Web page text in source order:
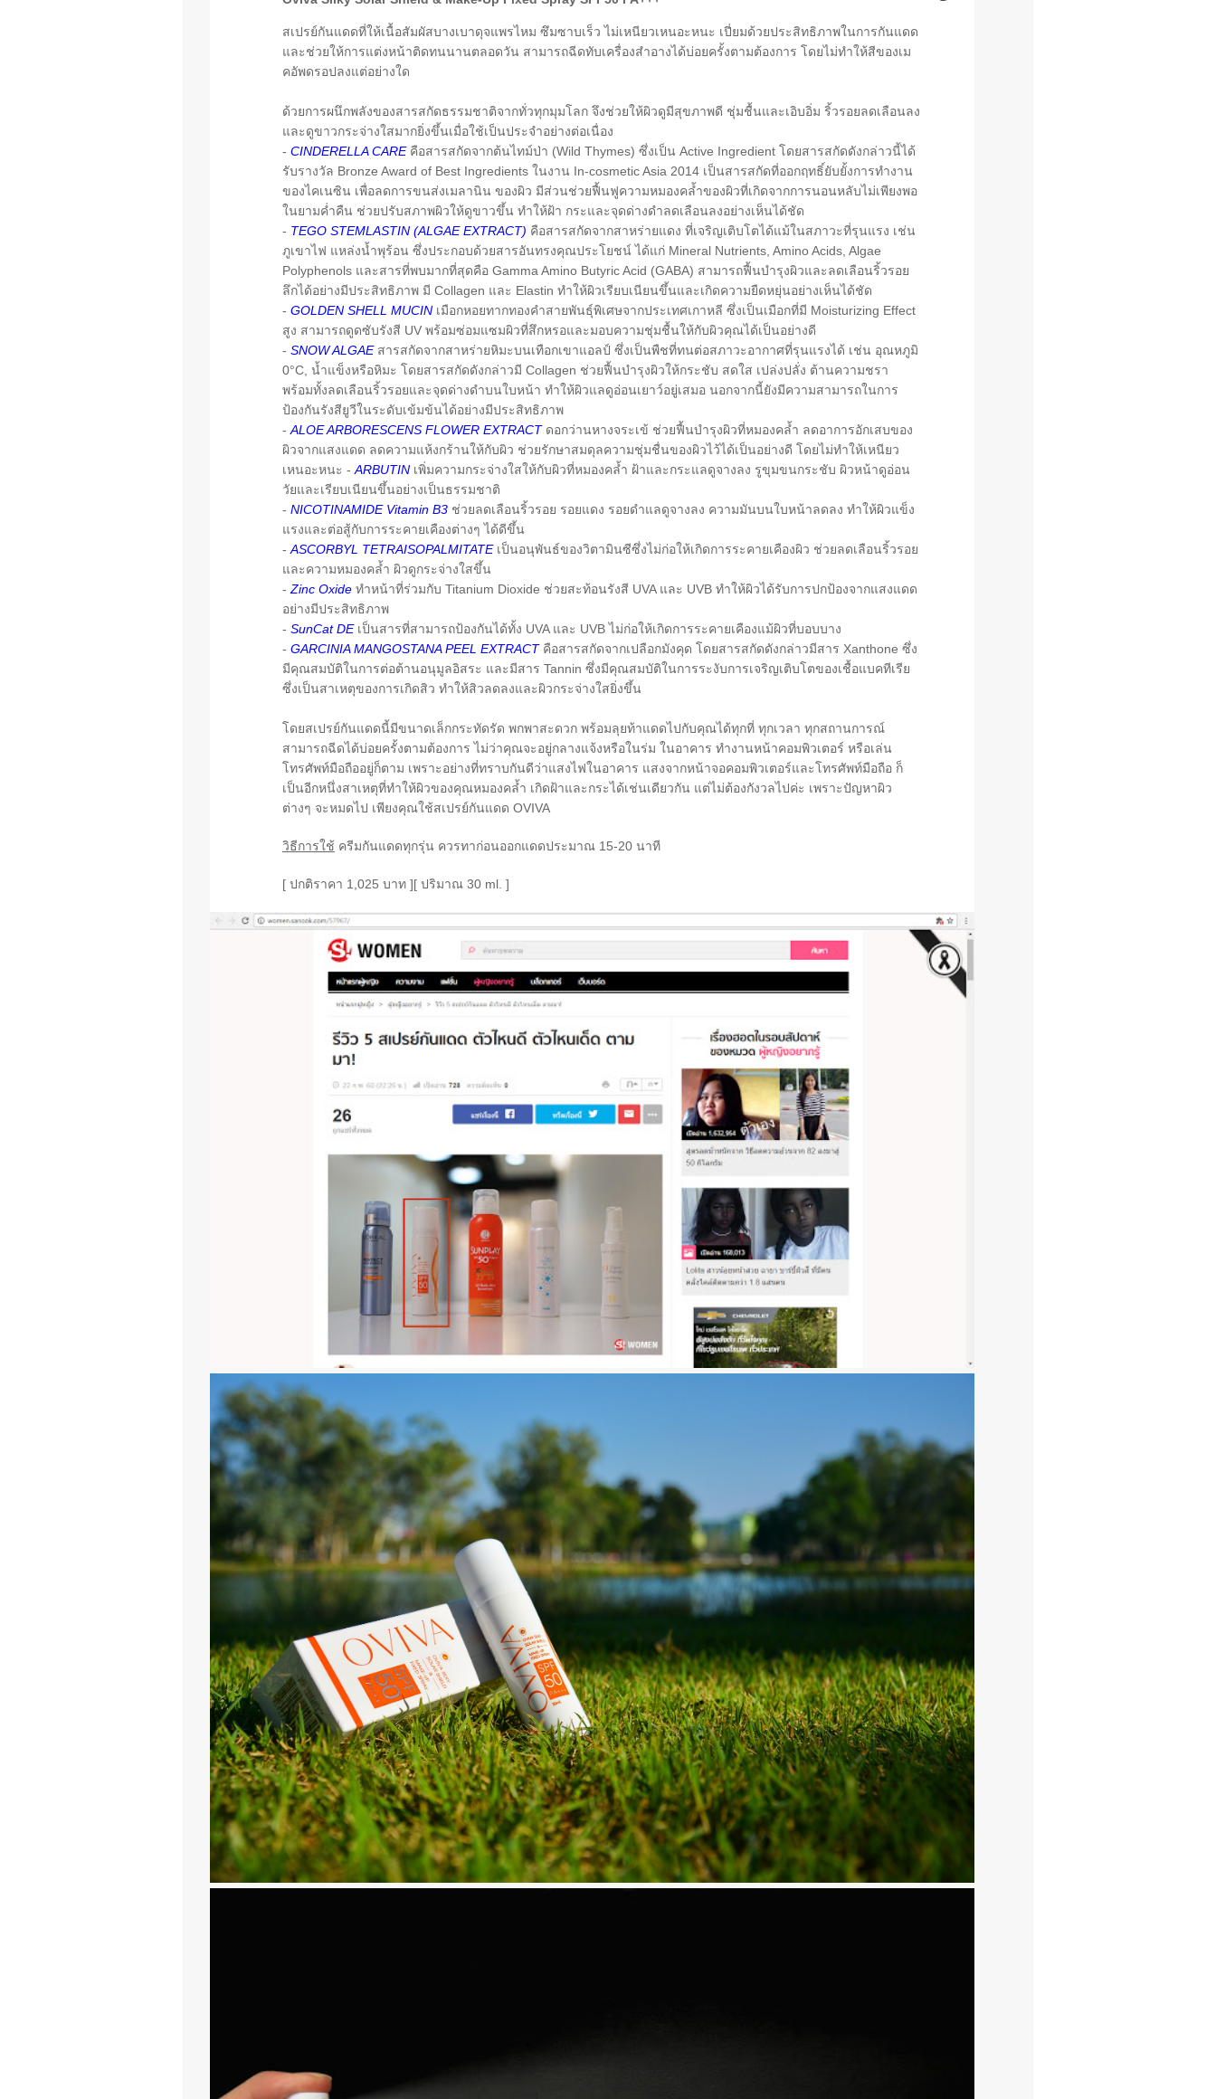
สเปรย์กันแดดที่ให้เนื้อสัมผัสบางเบาดุจแพรไหม ซึมซาบเร็ว ไม่เหนียวเหนอะหนะ เปี่ยมด้วยประสิทธิภาพในการกันแดด
และช่วยให้การแต่งหน้าติดทนนานตลอดวัน สามารถฉีดทับเครื่องสำอางได้บ่อยครั้งตามต้องการ โดยไม่ทำให้สีของเม
คอัพดรอปลงแต่อย่างใด
ด้วยการผนึกพลังของสารสกัดธรรมชาติจากทั่วทุกมุมโลก จึงช่วยให้ผิวดูมีสุขภาพดี ชุ่มชื้นและเอิบอิ่ม ริ้วรอยลดเลือนลง
และดูขาวกระจ่างใสมากยิ่งขึ้นเมื่อใช้เป็นประจำอย่างต่อเนื่อง
- CINDERELLA CAREคือสารสกัดจากต้นไทม์ป่า (Wild Thymes) ซึ่งเป็น Active Ingredient โดยสารสกัดดังกล่าวนี้ได้
รับรางวัล Bronze Award of Best Ingredients ในงาน In-cosmetic Asia 2014 เป็นสารสกัดที่ออกฤทธิ์ยับยั้งการทำงาน
ของไคเนซิน เพื่อลดการขนส่งเมลานิน ของผิว มีส่วนช่วยฟื้นฟูความหมองคล้ำของผิวที่เกิดจากการนอนหลับไม่เพียงพอ
ในยามค่ำคืน ช่วยปรับสภาพผิวให้ดูขาวขึ้น ทำให้ฝ้า กระและจุดด่างดำลดเลือนลงอย่างเห็นได้ชัด
- TEGO STEMLASTIN (ALGAE EXTRACT) คือสารสกัดจากสาหร่ายแดง ที่เจริญเติบโตได้แม้ในสภาวะที่รุนแรง เช่น
ภูเขาไฟ แหล่งน้ำพุร้อน ซึ่งประกอบด้วยสารอันทรงคุณประโยชน์ ได้แก่ Mineral Nutrients, Amino Acids, Algae
Polyphenols และสารที่พบมากที่สุดคือ Gamma Amino Butyric Acid (GABA) สามารถฟื้นบำรุงผิวและลดเลือนริ้วรอย
ลึกได้อย่างมีประสิทธิภาพ มี Collagen และ Elastin ทำให้ผิวเรียบเนียนขึ้นและเกิดความยืดหยุ่นอย่างเห็นได้ชัด
- GOLDEN SHELL MUCIN เมือกหอยทากทองคำสายพันธุ์พิเศษจากประเทศเกาหลี ซึ่งเป็นเมือกที่มี Moisturizing Effect
สูง สามารถดูดซับรังสี UV พร้อมซ่อมแซมผิวที่สึกหรอและมอบความชุ่มชื้นให้กับผิวคุณได้เป็นอย่างดี
- SNOW ALGAEสารสกัดจากสาหร่ายหิมะบนเทือกเขาแอลป์ ซึ่งเป็นพืชที่ทนต่อสภาวะอากาศที่รุนแรงได้ เช่น อุณหภูมิ
0°C, น้ำแข็งหรือหิมะ โดยสารสกัดดังกล่าวมี Collagen ช่วยฟื้นบำรุงผิวให้กระชับ สดใส เปล่งปลั่ง ต้านความชรา
พร้อมทั้งลดเลือนริ้วรอยและจุดด่างดำบนใบหน้า ทำให้ผิวแลดูอ่อนเยาว์อยู่เสมอ นอกจากนี้ยังมีความสามารถในการ
ป้องกันรังสียูวีในระดับเข้มข้นได้อย่างมีประสิทธิภาพ
- ALOE ARBORESCENS FLOWER EXTRACTดอกว่านหางจระเข้ ช่วยฟื้นบำรุงผิวที่หมองคล้ำ ลดอาการอักเสบของ
ผิวจากแสงแดด ลดความแห้งกร้านให้กับผิว ช่วยรักษาสมดุลความชุ่มชื่นของผิวไว้ได้เป็นอย่างดี โดยไม่ทำให้เหนียว
เหนอะหนะ - ARBUTIN เพิ่มความกระจ่างใสให้กับผิวที่หมองคล้ำ ฝ้าและกระแลดูจางลง รูขุมขนกระชับ ผิวหน้าดูอ่อน
วัยและเรียบเนียนขึ้นอย่างเป็นธรรมชาติ
- NICOTINAMIDE Vitamin B3 ช่วยลดเลือนริ้วรอย รอยแดง รอยดำแลดูจางลง ความมันบนใบหน้าลดลง ทำให้ผิวแข็ง
แรงและต่อสู้กับการระคายเคืองต่างๆ ได้ดีขึ้น
- ASCORBYL TETRAISOPALMITATEเป็นอนุพันธ์ของวิตามินซีซึ่งไม่ก่อให้เกิดการระคายเคืองผิว ช่วยลดเลือนริ้วรอย
และความหมองคล้ำ ผิวดูกระจ่างใสขึ้น
- Zinc Oxide ทำหน้าที่ร่วมกับ Titanium Dioxide ช่วยสะท้อนรังสี UVA และ UVB ทำให้ผิวได้รับการปกป้องจากแสงแดด
อย่างมีประสิทธิภาพ
- SunCat DEเป็นสารที่สามารถป้องกันได้ทั้ง UVA และ UVB ไม่ก่อให้เกิดการระคายเคืองแม้ผิวที่บอบบาง
- GARCINIA MANGOSTANA PEEL EXTRACT คือสารสกัดจากเปลือกมังคุด โดยสารสกัดดังกล่าวมีสาร Xanthone ซึ่ง
มีคุณสมบัติในการต่อต้านอนุมูลอิสระ และมีสาร Tannin ซึ่งมีคุณสมบัติในการระงับการเจริญเติบโตของเชื้อแบคทีเรีย
ซึ่งเป็นสาเหตุของการเกิดสิว ทำให้สิวลดลงและผิวกระจ่างใสยิ่งขึ้น
โดยสเปรย์กันแดดนี้มีขนาดเล็กกระทัดรัด พกพาสะดวก พร้อมลุยท้าแดดไปกับคุณได้ทุกที่ ทุกเวลา ทุกสถานการณ์
สามารถฉีดได้บ่อยครั้งตามต้องการ ไม่ว่าคุณจะอยู่กลางแจ้งหรือในร่ม ในอาคาร ทำงานหน้าคอมพิวเตอร์ หรือเล่น
โทรศัพท์มือถืออยู่ก็ตาม เพราะอย่างที่ทราบกันดีว่าแสงไฟในอาคาร แสงจากหน้าจอคอมพิวเตอร์และโทรศัพท์มือถือ ก็
เป็นอีกหนึ่งสาเหตุที่ทำให้ผิวของคุณหมองคล้ำ เกิดฝ้าและกระได้เช่นเดียวกัน แต่ไม่ต้องกังวลไปค่ะ เพราะปัญหาผิว
ต่างๆ จะหมดไป เพียงคุณใช้สเปรย์กันแดด OVIVA
วิธีการใช้ ครีมกันแดดทุกรุ่น ควรทาก่อนออกแดดประมาณ 15-20 นาที
[ ปกติราคา 1,025 บาท ][ ปริมาณ 30 ml. ]